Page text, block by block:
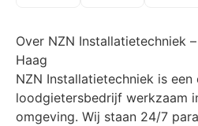
Over NZN Installatietechniek
Haag
NZN Installatietechniek is een
loodgietersbedrijf werkzaam
omgeving. Wij staan 24/7